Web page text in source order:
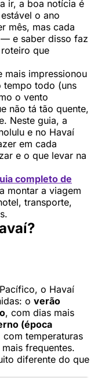
ir, a boa notícia é
o ano
mês, mas cada
e saber disso faz
que
mais impressionou
todo (uns
o vento
não tá tão quente,
Neste guia, a
e no Havaí
em cada
e o que levar na
completo de
montar a viagem
transporte,
o Havaí
o verão
, com dias mais
(época
com temperaturas
frequentes.
diferente do que